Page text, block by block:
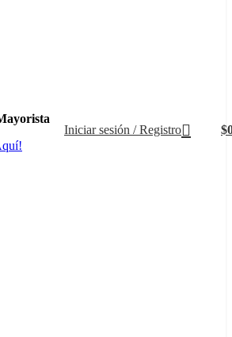
Iniciar sesión / Registro $